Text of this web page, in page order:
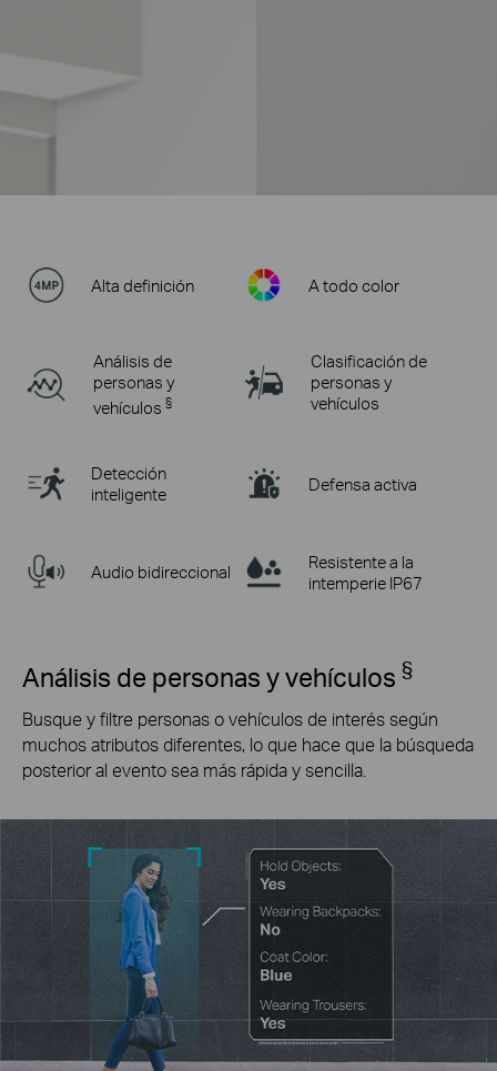
Alta definición A todo color
Análisis de
personas y
vehículos §
Clasificación de
personas y
vehículos
Detección
inteligente
Defensa activa
Audio bidireccional
Resistente a la
intemperie IP67
Análisis de personas y vehículos §
Busque y filtre personas o vehículos de interés según
muchos atributos diferentes, lo que hace que la búsqueda
posterior al evento sea más rápida y sencilla.